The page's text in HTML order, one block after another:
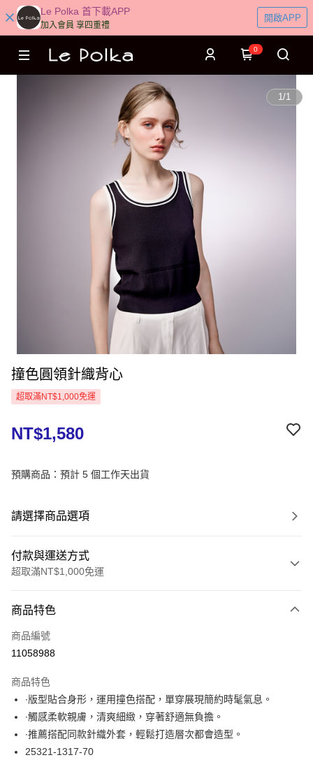
Le Polka 首下載APP
加入會員 享四重禮
開啟APP
0
1/1
撞色圓領針織背心
超取滿NT$1,000免運
NT$1,580
預購商品：預計 5 個工作天出貨
請選擇商品選項
付款與運送方式
超取滿NT$1,000免運
信用卡一次付款
超商取貨付款
Apple Pay
悠遊付
大哥付你分期
商品特色
商品編號
11058988
商品特色
∙版型貼合身形，運用撞色搭配，單穿展現簡約時髦氣息。
∙觸感柔軟親膚，清爽細緻，穿著舒適無負擔。
∙推薦搭配同款針織外套，輕鬆打造層次都會造型。
25321-1317-70